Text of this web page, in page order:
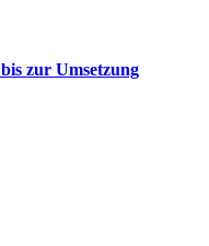
zur Umsetzung